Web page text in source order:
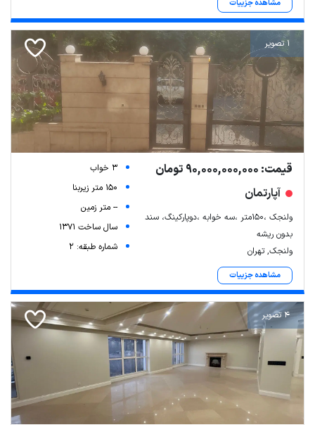
مشاهده جزییات
1 تصویر
قیمت: 90,000,000,000 تومان
آپارتمان
ولنجک ،150متر ،سه خوابه ،دوپارکینگ، سند
بدون ریشه
ولنجک, تهران
مشاهده جزییات
3 خواب
150 متر زیربنا
-- متر زمین
سال ساخت 1371
شماره طبقه: 2
4 تصویر